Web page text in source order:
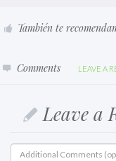
También te
Comments LEAVE A
Leave a